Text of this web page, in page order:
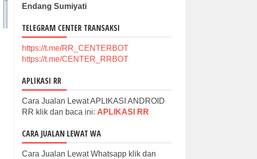
Endang Sumiyati
TELEGRAM CENTER TRANSAKSI
https://t.me/RR_CENTERBOT
https://t.me/CENTER_RRBOT
APLIKASI RR
Cara Jualan Lewat APLIKASI ANDROID
RR klik dan baca ini: APLIKASI RR
CARA JUALAN LEWAT WA
Cara Jualan Lewat Whatsapp klik dan